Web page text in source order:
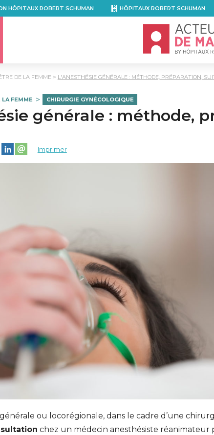
HÔPITAUX ROBERT SCHUMAN HÔPITAUX ROBERT SCHUMAN
Accueil - Acteur
DE LA FEMME L'ANESTHÉSIE GÉNÉRALE : MÉTHODE, PRÉPARATION,
FEMME CHIRURGIE GYNÉCOLOGIQUE
générale : méthode,
cette page sur Facebook
cette page sur Twitter
Partager cette page sur LinkedIn
Partager cette page sur email
Imprimer
ou locorégionale, dans le cadre d’une
chez un médecin anesthésiste réanimateur